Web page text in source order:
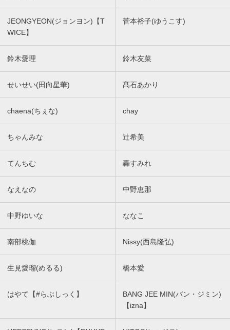
JEONGYEON(ジョンヨン)【T
WICE】
菅本裕子(ゆうこす)
鈴木愛理 鈴木友菜
せいせい(田向星華) 髙石あかり
chaena(ちぇな) chay
ちゃんみな 辻希美
てんちむ 轟すみれ
なえなの 中野恵那
中野ゆいな ななこ
南部桃伽 Nissy(西島隆弘)
生見愛瑠(めるる) 橋本愛
はやて【#らぶしっく】
BANG JEE MIN(バン・ジミン)
【izna】